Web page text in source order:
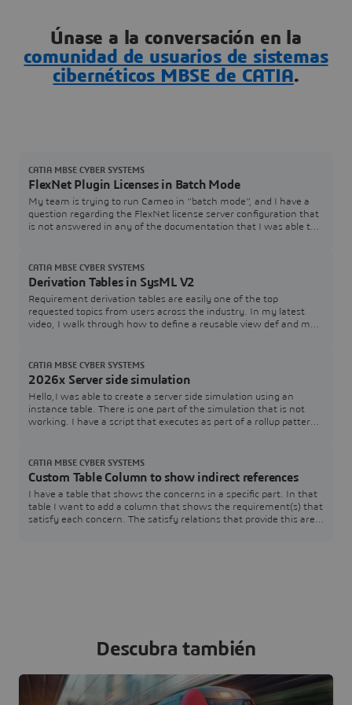
Únase a la conversación en la
comunidad de usuarios de sistemas
cibernéticos MBSE de CATIA.
FlexNet Plugin Licenses in Batch Mode
My team is trying to run Cameo in “batch mode”, and I have a
question regarding the FlexNet license server configuration that
is not answered in any of the documentation that I was able to
FL_SERVER_PORT), and I also see that I can specify a tool
edition (FL_EDITION). However, in th
CATIA MBSE CYBER SYSTEMS
Derivation Tables in SysML V2
Requirement derivation tables are easily one of the top
requested topics from users across the industry. In my latest
video, I walk through how to define a reusable view def and map
the SysML v2 code used in the video below to test and adapt for
your own models:How are you
CATIA MBSE CYBER SYSTEMS
2026x Server side simulation
Hello,I was able to create a server side simulation using an
instance table. There is one part of the simulation that is not
working. I have a script that executes as part of a rollup pattern
the lookup. The simulation works just fine when executed within
Cameo.Here is a
CATIA MBSE CYBER SYSTEMS
Custom Table Column to show indirect references
I have a table that shows the concerns in a specific part. In that
table I want to add a column that shows the requirement(s) that
satisfy each concern. The satisfy relations that provide this are
CATIA MBSE CYBER SYSTEMS
Descubra también